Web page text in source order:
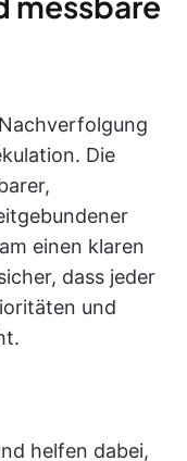
Die
einen klaren
dass jeder
und
helfen dabei,